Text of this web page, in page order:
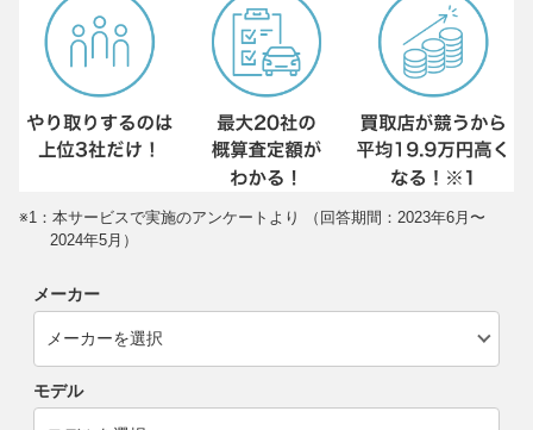
※1：本サービスで実施のアンケートより （回答期間：2023年6月〜
2024年5月）
メーカー
モデル